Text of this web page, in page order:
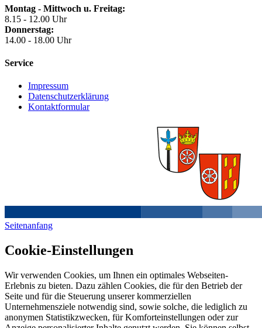
Montag - Mittwoch u. Freitag:
8.15 - 12.00 Uhr
Donnerstag:
14.00 - 18.00 Uhr
Service
Impressum
Datenschutzerklärung
Kontaktformular
Seitenanfang
Cookie-Einstellungen
Wir verwenden Cookies, um Ihnen ein optimales Webseiten-
Erlebnis zu bieten. Dazu zählen Cookies, die für den Betrieb der
Seite und für die Steuerung unserer kommerziellen
Unternehmensziele notwendig sind, sowie solche, die lediglich zu
anonymen Statistikzwecken, für Komforteinstellungen oder zur